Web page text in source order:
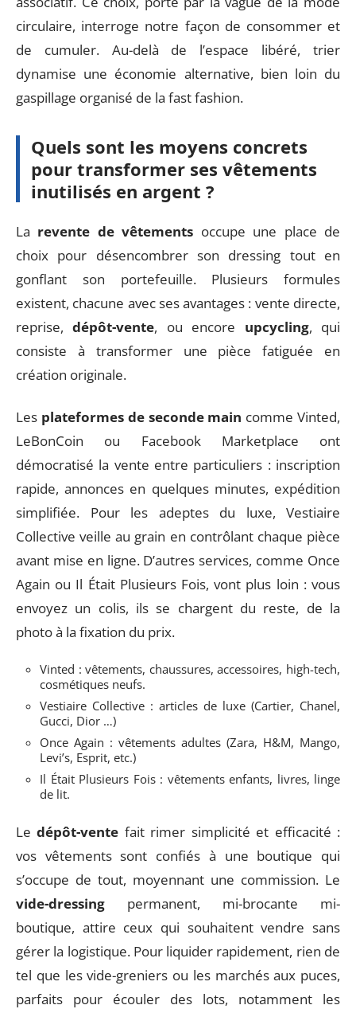
circulaire, interroge notre façon de consommer et
de cumuler. Au-delà de l’espace libéré, trier
dynamise une économie alternative, bien loin du
gaspillage organisé de la fast fashion.
Quels sont les moyens concrets
pour transformer ses vêtements
inutilisés en argent ?
La revente de vêtements occupe une place de
choix pour désencombrer son dressing tout en
gonflant son portefeuille. Plusieurs formules
existent, chacune avec ses avantages : vente directe,
reprise,dépôt-vente, ou encore upcycling, qui
consiste à transformer une pièce fatiguée en
création originale.
Les plateformes de seconde main comme Vinted,
LeBonCoin ou Facebook Marketplace ont
démocratisé la vente entre particuliers : inscription
rapide, annonces en quelques minutes, expédition
simplifiée. Pour les adeptes du luxe, Vestiaire
Collective veille au grain en contrôlant chaque pièce
avant mise en ligne. D’autres services, comme Once
Again ou Il Était Plusieurs Fois, vont plus loin : vous
envoyez un colis, ils se chargent du reste, de la
photo à la fixation du prix.
Vinted : vêtements, chaussures, accessoires, high-tech,
cosmétiques neufs.
Vestiaire Collective : articles de luxe (Cartier, Chanel,
Gucci, Dior …)
Once Again : vêtements adultes (Zara, H&M, Mango,
Levi’s, Esprit, etc.)
Il Était Plusieurs Fois : vêtements enfants, livres, linge
de lit.
Ledépôt-vente fait rimer simplicité et efficacité :
vos vêtements sont confiés à une boutique qui
s’occupe de tout, moyennant une commission. Le
vide-dressing permanent, mi-brocante mi-
boutique, attire ceux qui souhaitent vendre sans
gérer la logistique. Pour liquider rapidement, rien de
tel que les vide-greniers ou les marchés aux puces,
parfaits pour écouler des lots, notamment les